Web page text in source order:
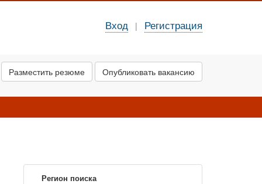
Вход | Регистрация
Разместить резюме Опубликовать вакансию
Регион поиска